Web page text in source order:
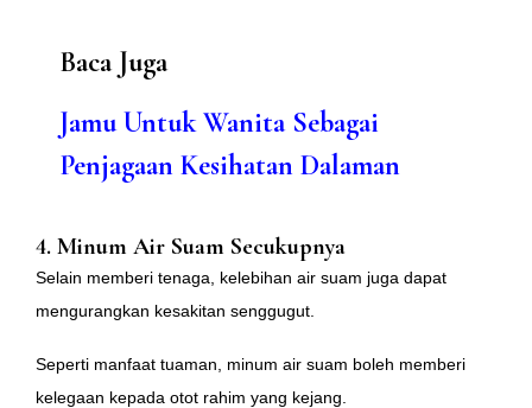
Baca Juga
Jamu Untuk Wanita Sebagai
Penjagaan Kesihatan Dalaman
4. Minum Air Suam Secukupnya
Selain memberi tenaga, kelebihan air suam juga dapat
mengurangkan kesakitan senggugut.
Seperti manfaat tuaman, minum air suam boleh memberi
kelegaan kepada otot rahim yang kejang.